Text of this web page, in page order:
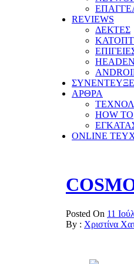
REVIEWS
ΔΕΚΤΕΣ
ΑΡΘΡΑ
HOW TO
ONLINE
Posted On 11
By : Χριστίνα